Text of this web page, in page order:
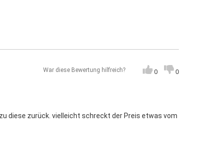
diese zurück. vielleicht schreckt der Preis etwas vom
War diese Bewertung hilfreich? 0 0